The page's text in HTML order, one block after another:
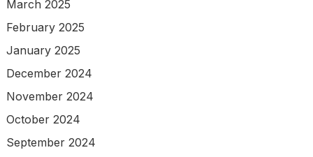
March 2025
February 2025
January 2025
December 2024
November 2024
October 2024
September 2024